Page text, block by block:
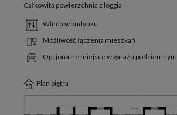
Całkowita powierzchnia z loggia
Winda w budynku
Możliwość łączenia mieszkań
Opcjonalne miejsce w garażu podziemnym
Plan piętra